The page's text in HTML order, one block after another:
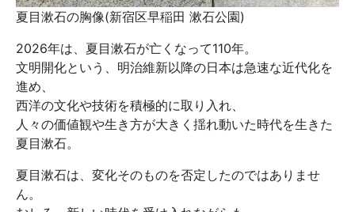
夏目漱石の胸像(新宿区早稲田 漱石公園)
2026年は、夏目漱石が亡くなって110年。
文明開化という、明治維新以降の日本は急速な近代化を
進め、
西洋の文化や技術を積極的に取り入れ、
人々の価値観や生き方が大きく揺れ動いた時代を生きた
夏目漱石。
夏目漱石は、変化そのものを否定したのではありませ
ん。